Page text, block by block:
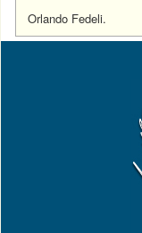
Orlando Fedeli.